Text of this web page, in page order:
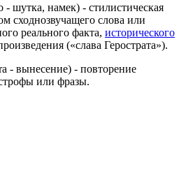
- шутка, намек) - стилистическая
сходнозвучащего слова или
реального факта, исторического
(«слава Герострата»).
- вынесение) - повторение
или фразы.